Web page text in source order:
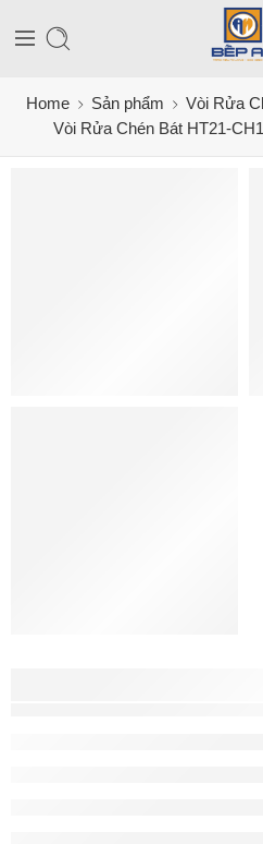
Home Sản phẩm Vòi Rửa
Vòi Rửa Chén Bát HT21-